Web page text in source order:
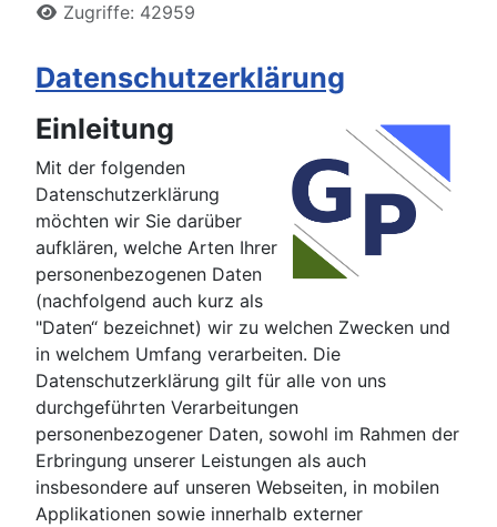
Zugriffe: 42959
Datenschutzerklärung
Details
Einleitung
Mit der folgenden
Datenschutzerklärung
möchten wir Sie darüber
aufklären, welche Arten Ihrer
personenbezogenen Daten
(nachfolgend auch kurz als
"Daten“ bezeichnet) wir zu welchen Zwecken und
in welchem Umfang verarbeiten. Die
Datenschutzerklärung gilt für alle von uns
durchgeführten Verarbeitungen
personenbezogener Daten, sowohl im Rahmen der
Erbringung unserer Leistungen als auch
insbesondere auf unseren Webseiten, in mobilen
Applikationen sowie innerhalb externer